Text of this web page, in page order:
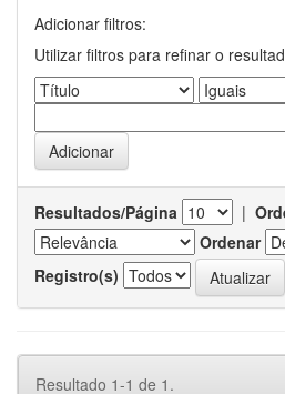
Adicionar filtros:
Utilizar filtros para refinar o
Resultados/Página |
Ordenar
Registro(s)
Resultado 1-1 de 1.